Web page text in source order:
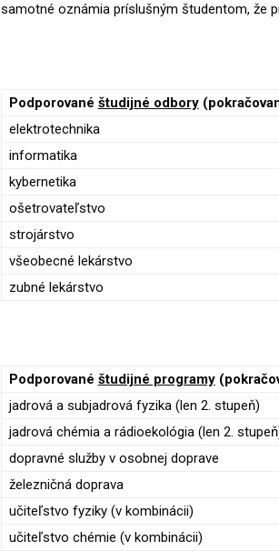
samotné oznámia príslušným študentom, že
Podporované študijné odbory
elektrotechnika
informatika
kybernetika
ošetrovateľstvo
strojárstvo
všeobecné lekárstvo
zubné lekárstvo
Podporované študijné programy
jadrová a subjadrová fyzika (len 2. stupeň)
jadrová chémia a rádioekológia (len 2.
dopravné služby v osobnej doprave
železničná doprava
učiteľstvo fyziky (v kombinácii)
učiteľstvo chémie (v kombinácii)